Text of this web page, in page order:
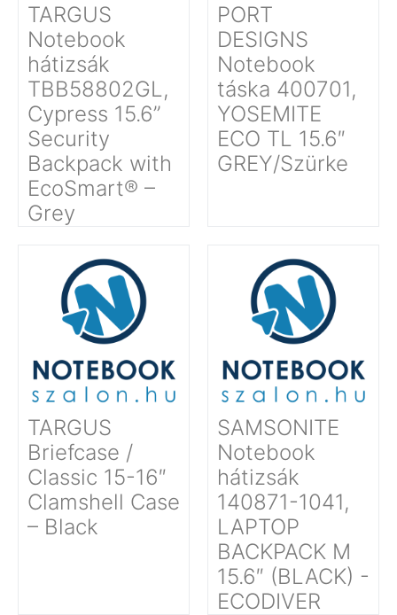
TARGUS
Notebook
hátizsák
TBB58802GL,
Cypress 15.6”
Security
Backpack with
EcoSmart® –
Grey
PORT
DESIGNS
Notebook
táska 400701,
YOSEMITE
ECO TL 15.6″
GREY/Szürke
TARGUS
Briefcase /
Classic 15-16″
Clamshell Case
– Black
SAMSONITE
Notebook
hátizsák
140871-1041,
LAPTOP
BACKPACK M
15.6″ (BLACK) -
ECODIVER